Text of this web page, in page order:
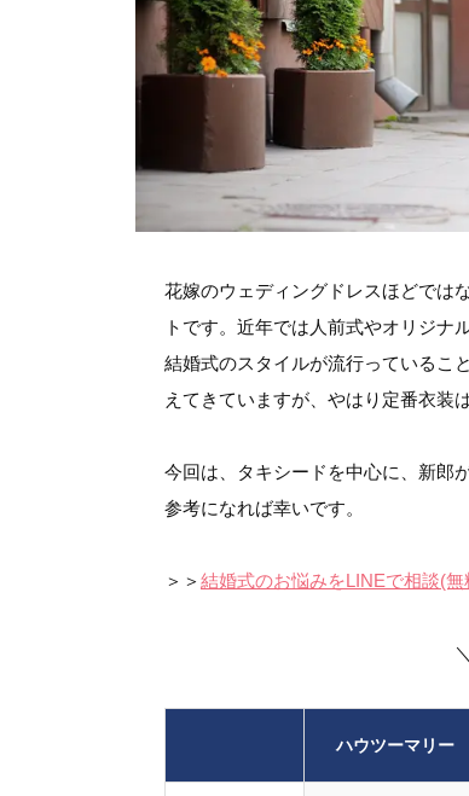
花嫁のウェディングドレスほどでは
トです。近年では人前式やオリジナ
結婚式のスタイルが流行っているこ
えてきていますが、やはり定番衣装
今回は、タキシードを中心に、新郎
参考になれば幸いです。
＞＞ 結婚式のお悩みをLINEで相談(無
ハウツーマリー